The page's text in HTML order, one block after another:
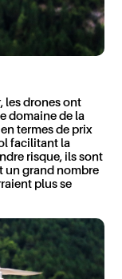
les drones ont
domaine de la
termes de prix
facilitant la
risque, ils sont
un grand nombre
plus se